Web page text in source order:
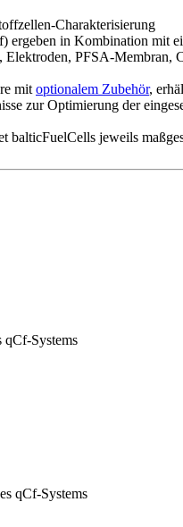
Charakterisierung
ergeben in Kombination mit
PFSA-Membran,
mit optionalem Zubehör,
zur Optimierung der
jeweils
qCf-Systems
qCf-Systems